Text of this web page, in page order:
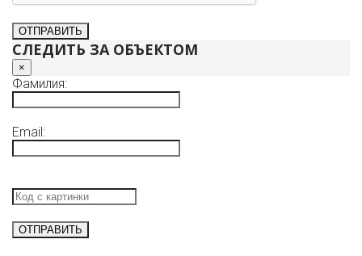
СЛЕДИТЬ ЗА ОБЪЕКТОМ
×
Фамилия:
Email: